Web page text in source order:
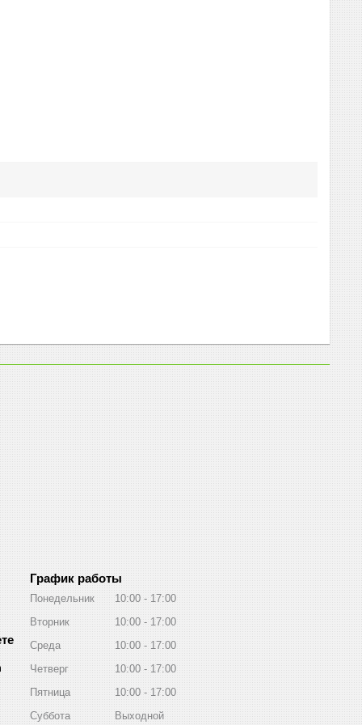
График работы
Понедельник 10:00
17:00
Вторник
10:00
17:00
Среда
10:00
17:00
Четверг
10:00
17:00
Пятница
10:00
17:00
Суббота
Выходной